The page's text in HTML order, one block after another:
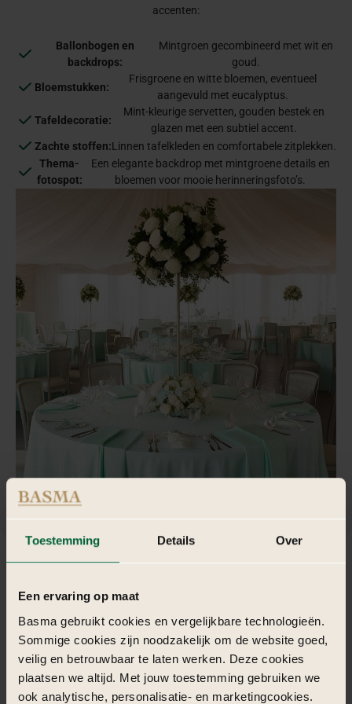
Toestemming Details Over
Een ervaring op maat
Basma gebruikt cookies en vergelijkbare technologieën.
Sommige cookies zijn noodzakelijk om de website goed,
veilig en betrouwbaar te laten werken. Deze cookies
plaatsen we altijd. Met jouw toestemming gebruiken we
ook analytische, personalisatie- en marketingcookies.
accenten:
Ballonbogen en
backdrops:
Mintgroen gecombineerd met wit en
goud.
Bloemstukken:
Frisgroene en witte bloemen, eventueel
aangevuld met eucalyptus.
Tafeldecoratie:
Mint-kleurige servetten, gouden bestek en
glazen met een subtiel accent.
Zachte stoffen:Linnen tafelkleden en comfortabele zitplekken.
Thema-
fotospot:
Een elegante backdrop met mintgroene details en
bloemen voor mooie herinneringsfoto’s.